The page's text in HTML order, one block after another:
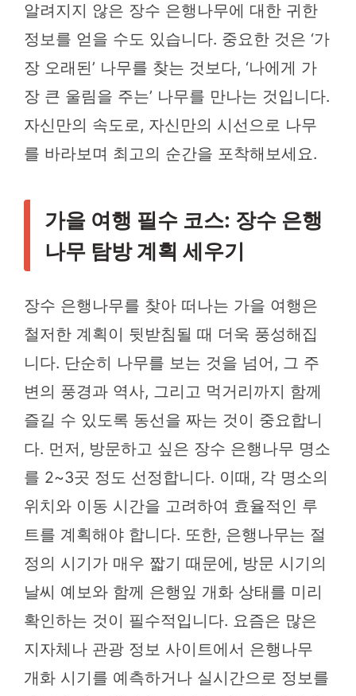
알려지지 않은 장수 은행나무에 대한 귀한
정보를 얻을 수도 있습니다. 중요한 것은 ‘가
장 오래된’ 나무를 찾는 것보다, ‘나에게 가
장 큰 울림을 주는’ 나무를 만나는 것입니다.
자신만의 속도로, 자신만의 시선으로 나무
를 바라보며 최고의 순간을 포착해보세요.
가을 여행 필수 코스: 장수 은행
나무 탐방 계획 세우기
장수 은행나무를 찾아 떠나는 가을 여행은
철저한 계획이 뒷받침될 때 더욱 풍성해집
니다. 단순히 나무를 보는 것을 넘어, 그 주
변의 풍경과 역사, 그리고 먹거리까지 함께
즐길 수 있도록 동선을 짜는 것이 중요합니
다. 먼저, 방문하고 싶은 장수 은행나무 명소
를 2~3곳 정도 선정합니다. 이때, 각 명소의
위치와 이동 시간을 고려하여 효율적인 루
트를 계획해야 합니다. 또한, 은행나무는 절
정의 시기가 매우 짧기 때문에, 방문 시기의
날씨 예보와 함께 은행잎 개화 상태를 미리
확인하는 것이 필수적입니다. 요즘은 많은
지자체나 관광 정보 사이트에서 은행나무
개화 시기를 예측하거나 실시간으로 정보를